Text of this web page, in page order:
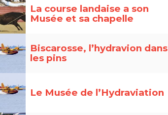
La course landaise a son
Musée et sa chapelle
Biscarosse, l’hydravion dans
les pins
Le Musée de l’Hydraviation